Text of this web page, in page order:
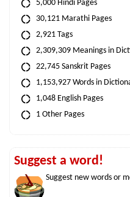
5,000 Hindi Pages
30,121 Marathi Pages
2,921 Tags
2,309,309 Meanings in
22,745 Sanskrit Pages
1,153,927 Words in
1,048 English Pages
1 Other Pages
Suggest a word!
Suggest new words or